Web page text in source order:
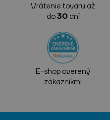
Vrátenie tovaru až
do30dní
E-shop overený
zákazníkmi